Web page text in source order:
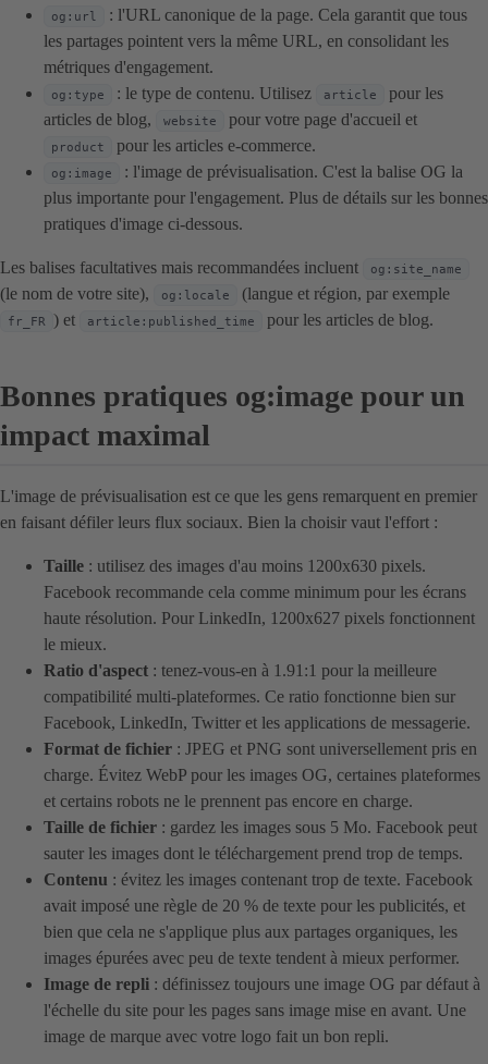
og:url
: l'URL canonique de la page. Cela garantit que tous
les partages pointent vers la même URL, en consolidant les
métriques d'engagement.
og:type : le type de contenu. Utilisez article
pour les
articles de blog,
website pour votre page d'accueil et
product pour les articles e-commerce.
og:image
: l'image de prévisualisation. C'est la balise OG la
plus importante pour l'engagement. Plus de détails sur les bonnes
pratiques d'image ci-dessous.
Les balises facultatives mais recommandées incluent og:site_name
(le nom de votre site), og:locale (langue et région, par exemple
fr_FR ) et article:published_time pour les articles de blog.
Bonnes pratiques og:image pour un
impact maximal
L'image de prévisualisation est ce que les gens remarquent en premier
en faisant défiler leurs flux sociaux. Bien la choisir vaut l'effort :
Taille : utilisez des images d'au moins 1200x630 pixels.
Facebook recommande cela comme minimum pour les écrans
haute résolution. Pour LinkedIn, 1200x627 pixels fonctionnent
le mieux.
Ratio d'aspect : tenez-vous-en à 1.91:1 pour la meilleure
compatibilité multi-plateformes. Ce ratio fonctionne bien sur
Facebook, LinkedIn, Twitter et les applications de messagerie.
Format de fichier : JPEG et PNG sont universellement pris en
charge. Évitez WebP pour les images OG, certaines plateformes
et certains robots ne le prennent pas encore en charge.
Taille de fichier : gardez les images sous 5 Mo. Facebook peut
sauter les images dont le téléchargement prend trop de temps.
Contenu : évitez les images contenant trop de texte. Facebook
avait imposé une règle de 20 % de texte pour les publicités, et
bien que cela ne s'applique plus aux partages organiques, les
images épurées avec peu de texte tendent à mieux performer.
Image de repli : définissez toujours une image OG par défaut à
l'échelle du site pour les pages sans image mise en avant. Une
image de marque avec votre logo fait un bon repli.